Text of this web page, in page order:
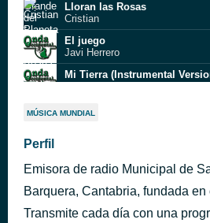
Lloran las Rosas
Cristian
El juego
Javi Herrero
Mi Tierra (Instrumental
Niña bonita
Convénceme - Cover
Las Cosiucas
La Ley De Amarte
MÚSICA MUNDIAL
Perfil
Emisora de radio Municipal de
Barquera, Cantabria, fundada en
Transmite cada día con una